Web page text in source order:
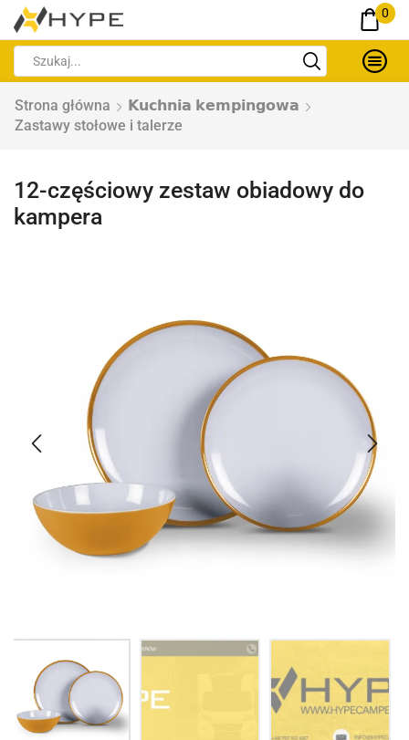
0
Strona główna
𝗞𝘂𝗰𝗵𝗻𝗶𝗮 𝗸𝗲𝗺𝗽𝗶𝗻𝗴𝗼𝘄𝗮
Zastawy stołowe i talerze
12-częściowy zestaw obiadowy do
kampera